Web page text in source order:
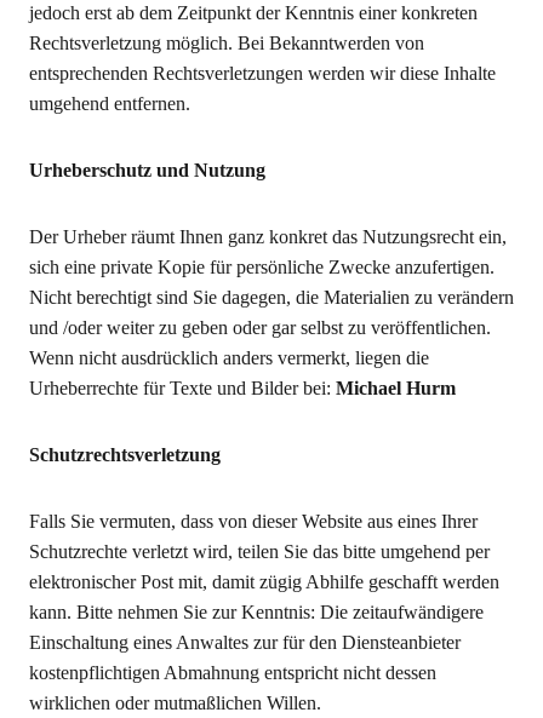
jedoch erst ab dem Zeitpunkt der Kenntnis einer konkreten
Rechtsverletzung möglich. Bei Bekanntwerden von
entsprechenden Rechtsverletzungen werden wir diese Inhalte
umgehend entfernen.
Urheberschutz und Nutzung
Der Urheber räumt Ihnen ganz konkret das Nutzungsrecht ein,
sich eine private Kopie für persönliche Zwecke anzufertigen.
Nicht berechtigt sind Sie dagegen, die Materialien zu verändern
und /oder weiter zu geben oder gar selbst zu veröffentlichen.
Wenn nicht ausdrücklich anders vermerkt, liegen die
Urheberrechte für Texte und Bilder bei: Michael Hurm
Schutzrechtsverletzung
Falls Sie vermuten, dass von dieser Website aus eines Ihrer
Schutzrechte verletzt wird, teilen Sie das bitte umgehend per
elektronischer Post mit, damit zügig Abhilfe geschafft werden
kann. Bitte nehmen Sie zur Kenntnis: Die zeitaufwändigere
Einschaltung eines Anwaltes zur für den Diensteanbieter
kostenpflichtigen Abmahnung entspricht nicht dessen
wirklichen oder mutmaßlichen Willen.